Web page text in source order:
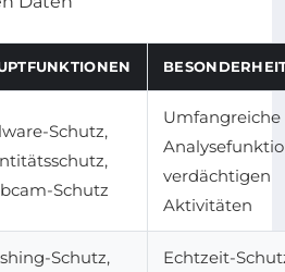
Schutz,
Schutz
Umfangreiche
verdächtigen
Aktivitäten
Schutz,
Echtzeit-